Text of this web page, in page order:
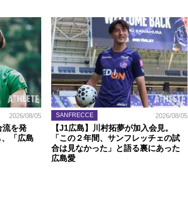
2026/08/05
流を発
「広島
SANFRECCE 2026/08/05
【J1広島】川村拓夢が加入会見。
「この２年間、サンフレッチェの試
合は見なかった」と語る裏にあった
広島愛